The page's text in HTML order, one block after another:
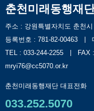
춘천미래동행재
주소 : 강원특별자치도 춘천
등록번호 : 781-82-00463
TEL : 033-244-2255
FAX
mryi76@cc5070.or.kr
춘천미래동행재단 대표전화
033.252.5070